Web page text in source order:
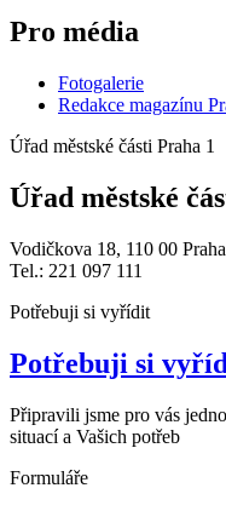
Pro média
Fotogalerie
Redakce magazínu
Úřad městské části Praha 1
Úřad městské
Vodičkova 18, 110 00 Praha
Tel.: 221 097 111
Potřebuji si vyřídit
Potřebuji si
Připravili jsme pro vás
situací a Vašich potřeb
Formuláře